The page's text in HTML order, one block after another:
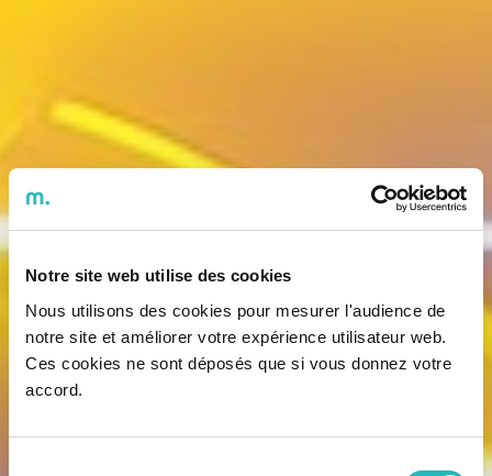
Notre site web utilise des cookies
Nous utilisons des cookies pour mesurer l'audience de
notre site et améliorer votre expérience utilisateur web.
Ces cookies ne sont déposés que si vous donnez votre
accord.